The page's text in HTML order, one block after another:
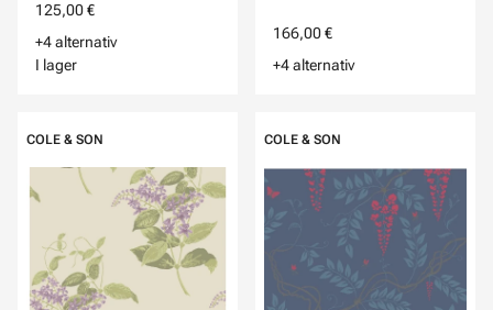
125,00 €
+4 alternativ
I lager
166,00 €
+4 alternativ
COLE & SON COLE & SON